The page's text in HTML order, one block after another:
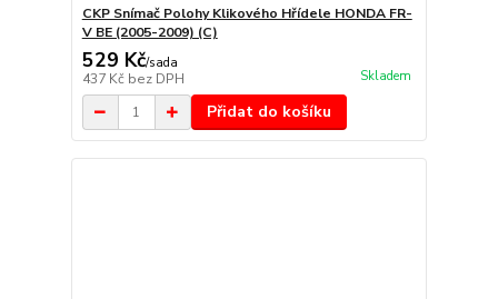
CKP Snímač Polohy Klikového Hřídele HONDA FR-
V BE (2005-2009) (C)
529 Kč/sada
437 Kč bez DPH Skladem
Přidat do košíku